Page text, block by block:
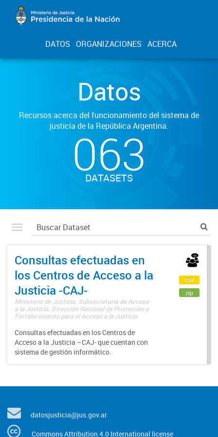
DATOS ORGANIZACIONES ACERCA
Datos
Recursos acerca del funcionamiento del sistema de
justicia de la República Argentina.
063
DATASETS
Consultas efectuadas en
los Centros de Acceso a la
Justicia -CAJ-
Ministerio de Justicia. Subsecretaría de Acceso
a la Justicia. Dirección Nacional de Promoción y
Fortalecimiento para el Acceso a la Justicia
Consultas efectuadas en los Centros de
Acceso a la Justicia –CAJ- que cuentan con
sistema de gestión informático.
csv
zip
datosjusticia@jus.gov.ar
Commons Attribution 4.0 International license